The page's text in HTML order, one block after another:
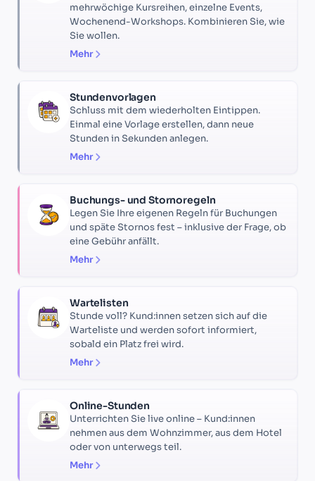
mehrwöchige Kursreihen, einzelne Events,
Wochenend-Workshops. Kombinieren Sie, wie
Sie wollen.
Mehr
Stundenvorlagen
Schluss mit dem wiederholten Eintippen.
Einmal eine Vorlage erstellen, dann neue
Stunden in Sekunden anlegen.
Mehr
Buchungs- und Stornoregeln
Legen Sie Ihre eigenen Regeln für Buchungen
und späte Stornos fest – inklusive der Frage, ob
eine Gebühr anfällt.
Mehr
Wartelisten
Stunde voll? Kund:innen setzen sich auf die
Warteliste und werden sofort informiert,
sobald ein Platz frei wird.
Mehr
Online-Stunden
Unterrichten Sie live online – Kund:innen
nehmen aus dem Wohnzimmer, aus dem Hotel
oder von unterwegs teil.
Mehr